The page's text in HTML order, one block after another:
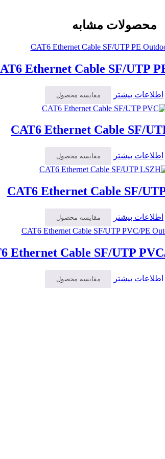
محصولات مشابه
Ethernet Cable SF/UTP
اطلاعات بیشتر مقایسه محصول
CAT6 Ethernet Cable SF/
اطلاعات بیشتر مقایسه محصول
CAT6 Ethernet Cable SF/
اطلاعات بیشتر مقایسه محصول
Ethernet Cable SF/UTP
اطلاعات بیشتر مقایسه محصول